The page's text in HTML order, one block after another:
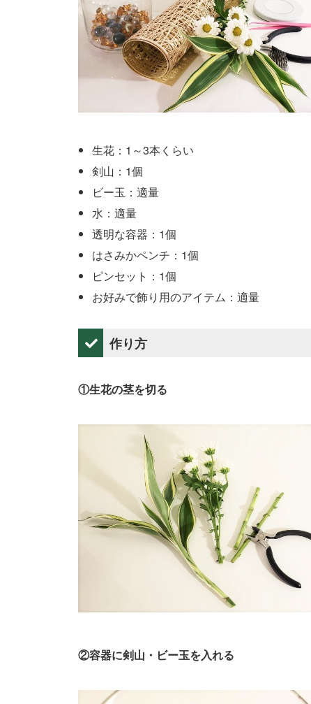
生花：1～3本くらい
剣山：1個
ビー玉：適量
水：適量
透明な容器：1個
はさみかペンチ：1個
ピンセット：1個
お好みで飾り用のアイテム：適量
作り方
①生花の茎を切る
②容器に剣山・ビー玉を入れる